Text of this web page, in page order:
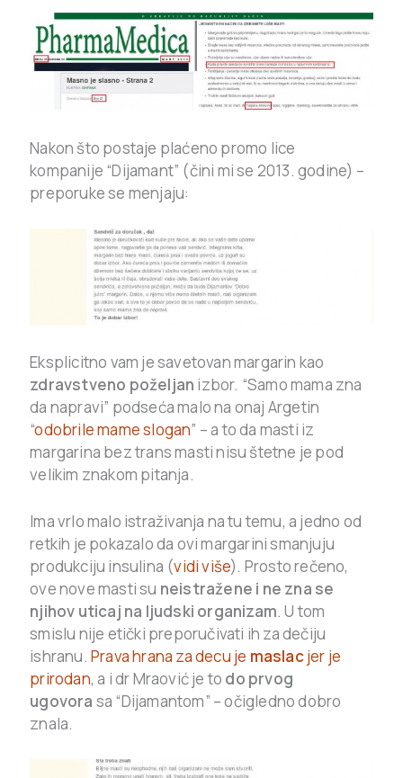
Nakon što postaje plaćeno promo lice
kompanije “Dijamant” (čini mi se 2013. godine) –
preporuke se menjaju:
Eksplicitno vam je savetovan margarin kao
zdravstveno poželjan izbor. “Samo mama zna
da napravi” podseća malo na onaj Argetin
“odobrile mame slogan” – a to da masti iz
margarina bez trans masti nisu štetne je pod
velikim znakom pitanja.
Ima vrlo malo istraživanja na tu temu, a jedno od
retkih je pokazalo da ovi margarini smanjuju
produkciju insulina (vidi više). Prosto rečeno,
ove nove masti su neistražene i ne zna se
njihov uticaj na ljudski organizam. U tom
smislu nije etički preporučivati ih za dečiju
ishranu. Prava hrana za decu je maslacjer je
prirodan, a i dr Mraović je to do prvog
ugovora sa “Dijamantom” – očigledno dobro
znala.